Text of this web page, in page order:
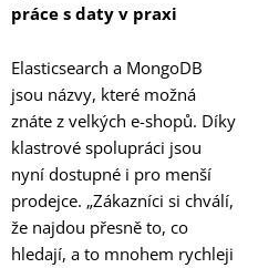
práce s daty v praxi
Elasticsearch a MongoDB
jsou názvy, které možná
znáte z velkých e-shopů. Díky
klastrové spolupráci jsou
nyní dostupné i pro menší
prodejce. „Zákazníci si chválí,
že najdou přesně to, co
hledají, a to mnohem rychleji